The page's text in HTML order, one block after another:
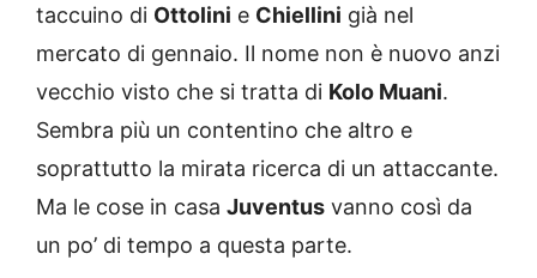
taccuino di Ottolini e Chiellini già nel
mercato di gennaio. Il nome non è nuovo anzi
vecchio visto che si tratta di Kolo Muani.
Sembra più un contentino che altro e
soprattutto la mirata ricerca di un attaccante.
Ma le cose in casa Juventus vanno così da
un po’ di tempo a questa parte.